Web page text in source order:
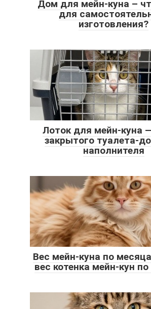
Дом для мейн-куна –
для
изготовления?
Лоток для мейн-куна
закрытого туалета-
наполнителя
Вес мейн-куна по
вес котенка мейн-кун